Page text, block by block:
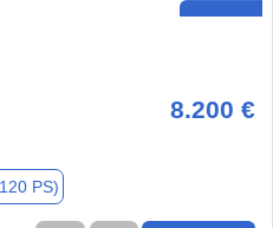
8.200 €
PS)